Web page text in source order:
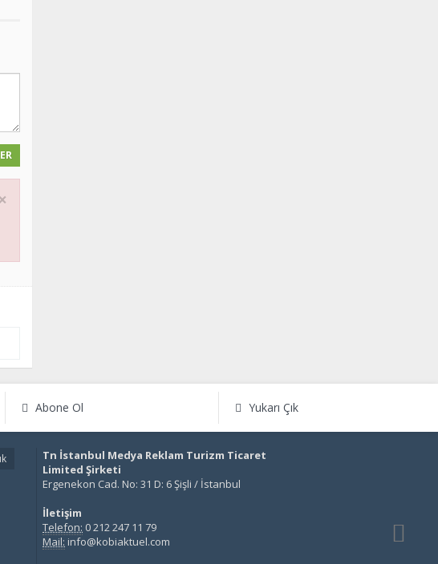
×
Abone Ol Yukarı Çık
Tn İstanbul Medya Reklam Turizm Ticaret
Limited Şirketi
Ergenekon Cad. No: 31 D: 6 Şişli / İstanbul
İletişim
Telefon: 0 212 247 11 79
Mail: info@kobiaktuel.com